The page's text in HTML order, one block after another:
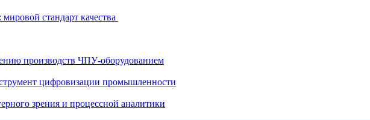
стандарт качества
производств ЧПУ-оборудованием
зрения и процессной аналитики